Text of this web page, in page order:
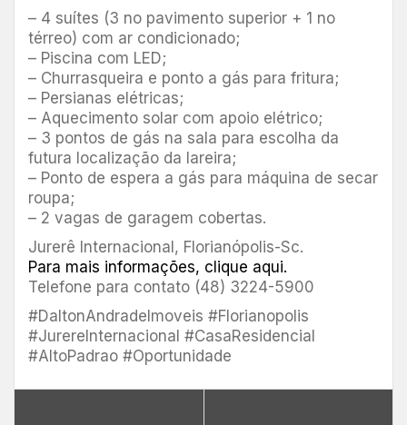
– 4 suítes (3 no pavimento superior + 1 no
térreo) com ar condicionado;
– Piscina com LED;
– Churrasqueira e ponto a gás para fritura;
– Persianas elétricas;
– Aquecimento solar com apoio elétrico;
– 3 pontos de gás na sala para escolha da
futura localização da lareira;
– Ponto de espera a gás para máquina de secar
roupa;
– 2 vagas de garagem cobertas.
Jurerê Internacional, Florianópolis-Sc.
Para mais informações, clique aqui.
Telefone para contato (48) 3224-5900
#DaltonAndradeImoveis #Florianopolis
#JurereInternacional #CasaResidencial
#AltoPadrao #Oportunidade